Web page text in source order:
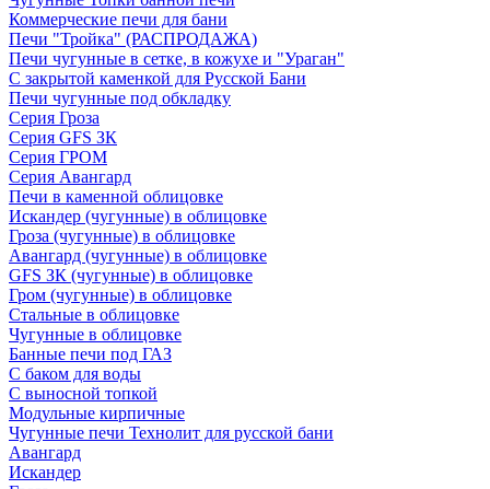
Коммерческие печи для бани
Печи "Тройка" (РАСПРОДАЖА)
Печи чугунные в сетке, в кожухе и "Ураган"
С закрытой каменкой для Русской Бани
Печи чугунные под обкладку
Серия Гроза
Серия GFS ЗК
Серия ГРОМ
Серия Авангард
Печи в каменной облицовке
Искандер (чугунные) в облицовке
Гроза (чугунные) в облицовке
Авангард (чугунные) в облицовке
GFS ЗК (чугунные) в облицовке
Гром (чугунные) в облицовке
Стальные в облицовке
Чугунные в облицовке
Банные печи под ГАЗ
С баком для воды
С выносной топкой
Модульные кирпичные
Чугунные печи Технолит для русской бани
Авангард
Искандер